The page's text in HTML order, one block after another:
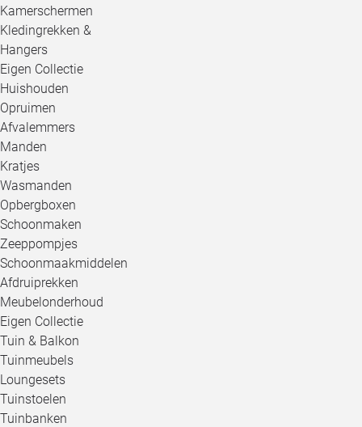
Kamerschermen
Kledingrekken &
Hangers
Eigen Collectie
Huishouden
Opruimen
Afvalemmers
Manden
Kratjes
Wasmanden
Opbergboxen
Schoonmaken
Zeeppompjes
Schoonmaakmiddelen
Afdruiprekken
Meubelonderhoud
Eigen Collectie
Tuin & Balkon
Tuinmeubels
Loungesets
Tuinstoelen
Tuinbanken